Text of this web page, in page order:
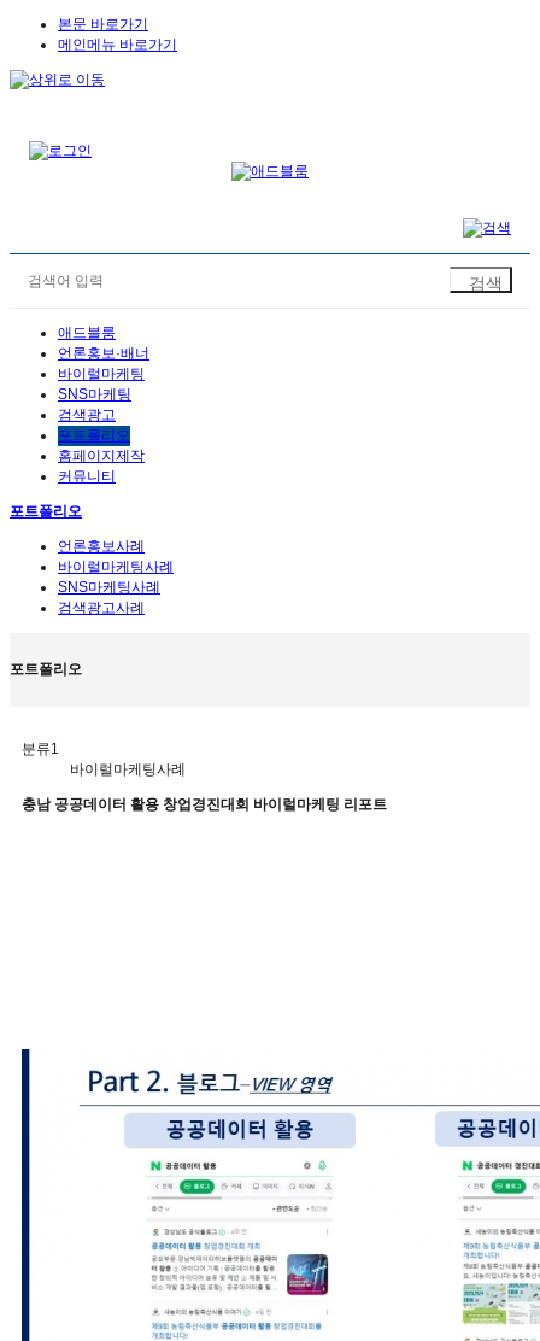
본문 바로가기
메인메뉴 바로가기
애드블룸
언론홍보·배너
바이럴마케팅
SNS마케팅
검색광고
포트폴리오
홈페이지제작
커뮤니티
포트폴리오
언론홍보사례
바이럴마케팅사례
SNS마케팅사례
검색광고사례
포트폴리오
분류1
바이럴마케팅사례
충남 공공데이터 활용 창업경진대회 바이럴마케팅 리포트